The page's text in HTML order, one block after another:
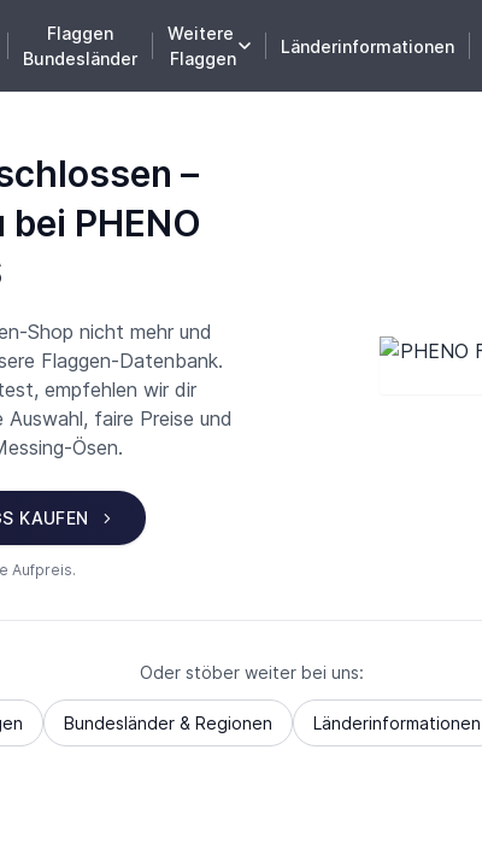
Flaggen
Bundesländer
Weitere
Flaggen
Länderinformationen
–
PHENO
Shop nicht mehr und
Flaggen-Datenbank.
empfehlen wir dir
faire Preise und
Ösen.
KAUFEN
Aufpreis.
Oder stöber weiter bei uns:
Bundesländer & Regionen Länderinformationen